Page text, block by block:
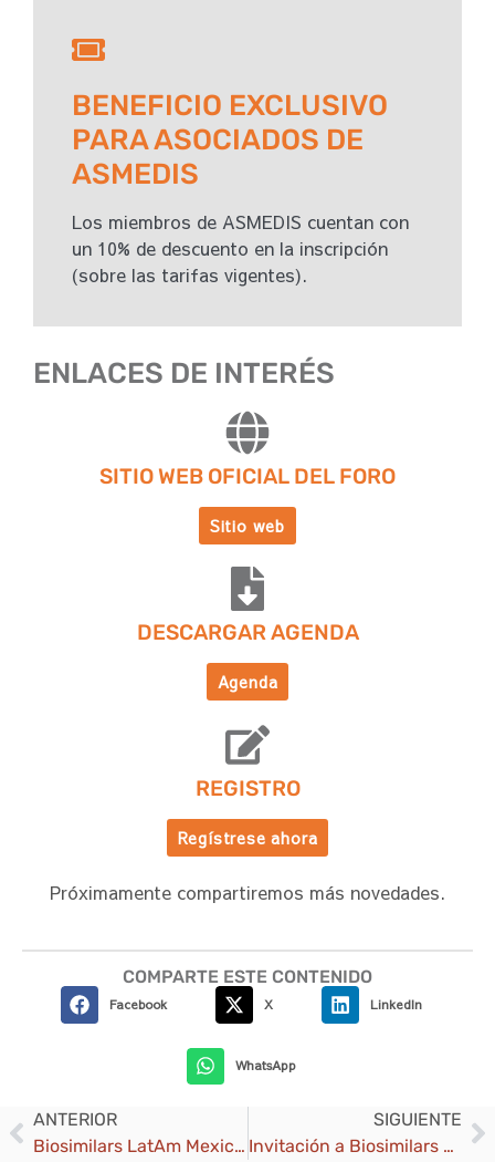
BENEFICIO EXCLUSIVO
PARA ASOCIADOS DE
ASMEDIS
Los miembros de ASMEDIS cuentan con
un 10% de descuento en la inscripción
(sobre las tarifas vigentes).
ENLACES DE INTERÉS
SITIO WEB OFICIAL DEL FORO
Sitio web
DESCARGAR AGENDA
Agenda
REGISTRO
Regístrese ahora
Próximamente compartiremos más novedades.
COMPARTE ESTE CONTENIDO
Facebook X LinkedIn
WhatsApp
ANTERIOR
Biosimilars LatAm Mexico 2025
SIGUIENTE
Invitación a Biosimilars LatAm – Global 2026 | Descuento Exclusivo para afliados